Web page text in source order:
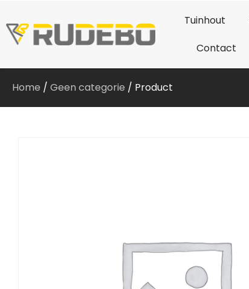
Tuinhout
Contact
Home / Geen categorie / Product